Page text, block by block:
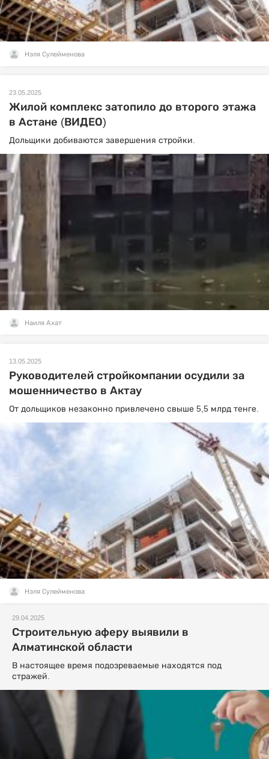
Нэля Сулейменова
23.05.2025
Жилой комплекс затопило до второго этажа
в Астане (ВИДЕО)
Дольщики добиваются завершения стройки.
Наиля Ахат
13.05.2025
Руководителей стройкомпании осудили за
мошенничество в Актау
От дольщиков незаконно привлечено свыше 5,5 млрд тенге.
Нэля Сулейменова
29.04.2025
Строительную аферу выявили в
Алматинской области
В настоящее время подозреваемые находятся под
стражей.